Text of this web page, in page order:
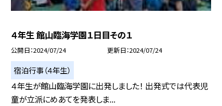
４年生 館山臨海学園１日目その１
公開日 2024/07/24 更新日 2024/07/24
宿泊行事（４年生）
４年生が館山臨海学園に出発しました！ 出発式では代表児
童が立派にめあてを発表しま...